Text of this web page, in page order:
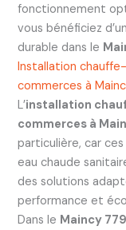
fonctionnement
vous bénéficiez
durable dans le
Installation
commerces à
L’installation
commerces à
particulière, car
eau chaude
des solutions
performance et
Dans le Maincy